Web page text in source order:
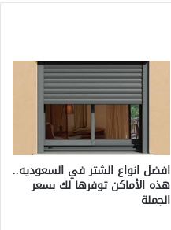
افضل انواع الشتر في السعوديه..
هذه الأماكن توفرها لك بسعر
الجملة